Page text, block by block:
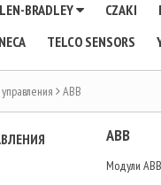
BRADLEY CZAKI
TELCO SENSORS
ABB
ABB
Модули